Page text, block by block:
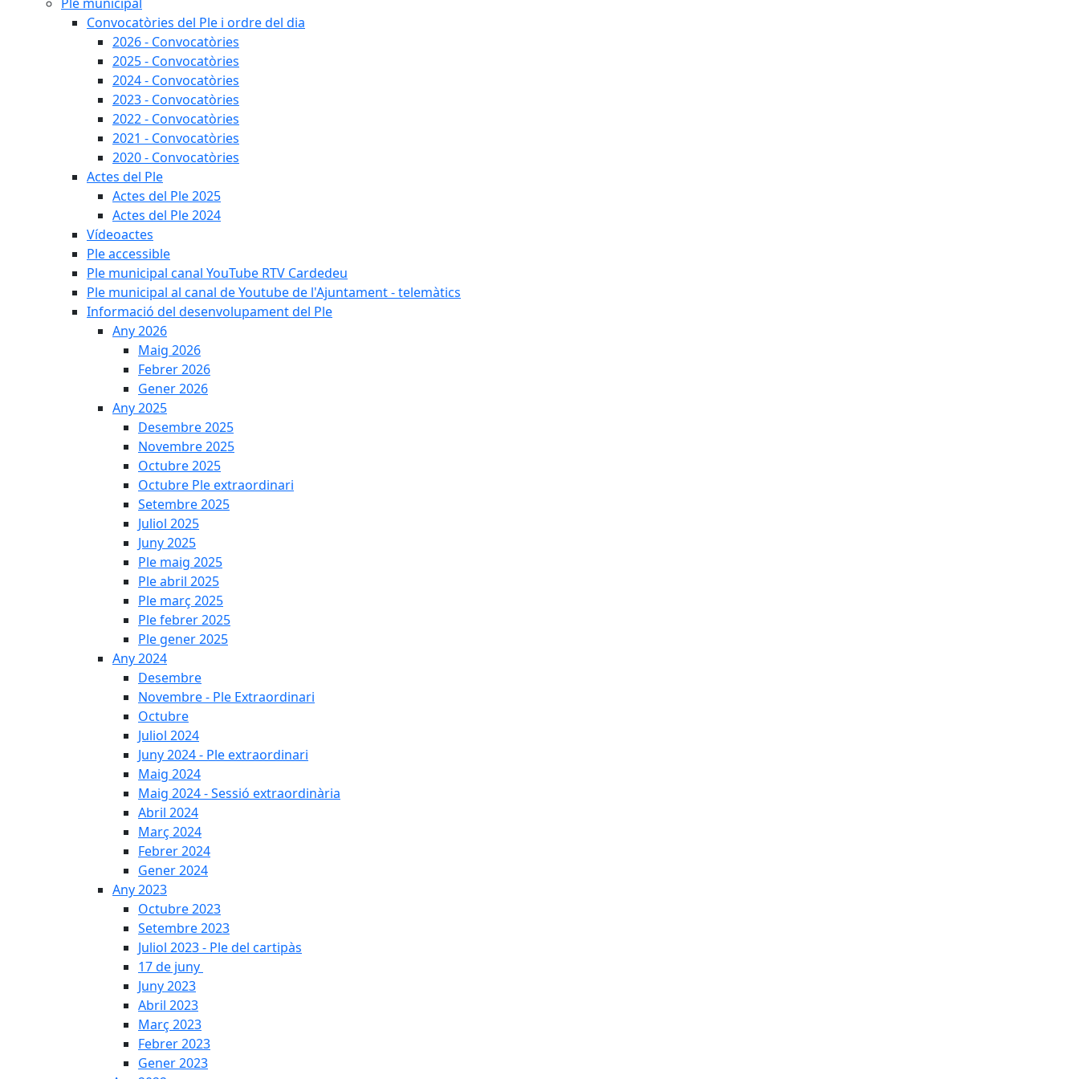
Convocatòries del Ple i ordre del dia
2026 - Convocatòries
2025 - Convocatòries
2024 - Convocatòries
2023 - Convocatòries
2022 - Convocatòries
2021 - Convocatòries
2020 - Convocatòries
Actes del Ple
Actes del Ple 2025
Actes del Ple 2024
Vídeoactes
Ple accessible
Ple municipal canal YouTube RTV Cardedeu
Ple municipal al canal de Youtube de l'Ajuntament - telemàtics
Informació del desenvolupament del Ple
Any 2026
Maig 2026
Febrer 2026
Gener 2026
Any 2025
Desembre 2025
Novembre 2025
Octubre 2025
Octubre Ple extraordinari
Setembre 2025
Juliol 2025
Juny 2025
Ple maig 2025
Ple abril 2025
Ple març 2025
Ple febrer 2025
Ple gener 2025
Any 2024
Desembre
Novembre - Ple Extraordinari
Octubre
Juliol 2024
Juny 2024 - Ple extraordinari
Maig 2024
Maig 2024 - Sessió extraordinària
Abril 2024
Març 2024
Febrer 2024
Gener 2024
Any 2023
Octubre 2023
Setembre 2023
Juliol 2023 - Ple del cartipàs
17 de juny
Juny 2023
Abril 2023
Març 2023
Febrer 2023
Gener 2023